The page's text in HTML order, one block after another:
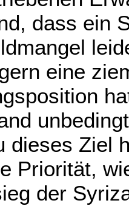
dass ein
eine
dieses Ziel
Priorität,
der